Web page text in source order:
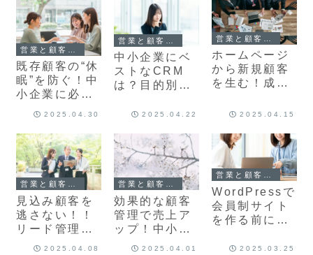
既存顧客の“休
眠”を防ぐ！中
小企業に必要
考え方
2025.04.30
中小企業にベ
ストなCRM
は？目的別に
理システムの
2025.04.22
ホームページ
から新規顧客
を生む！成果
「導線設計」
略」の考え方
2025.04.15
見込み顧客を
逃さない！！
リード管理の
重要性と成功
2025.04.08
効果的な顧客
管理で売上ア
ップ！中小企
業が実践すべ
2025.04.01
営業と顧客管理
WordPressで
会員制サイト
を作る前に！
っておきたい
2025.03.25